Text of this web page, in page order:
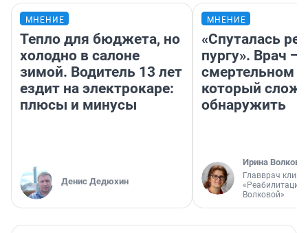
МНЕНИЕ
Тепло для бюджета, но
холодно в салоне
зимой. Водитель 13 лет
ездит на электрокаре:
плюсы и минусы
Денис Дедюхин
МНЕНИЕ
«Спуталась
пургу». Врач —
смертельном
который
обнаружить
Ирина Волкова
Главврач
«Реабилитация
Волковой»